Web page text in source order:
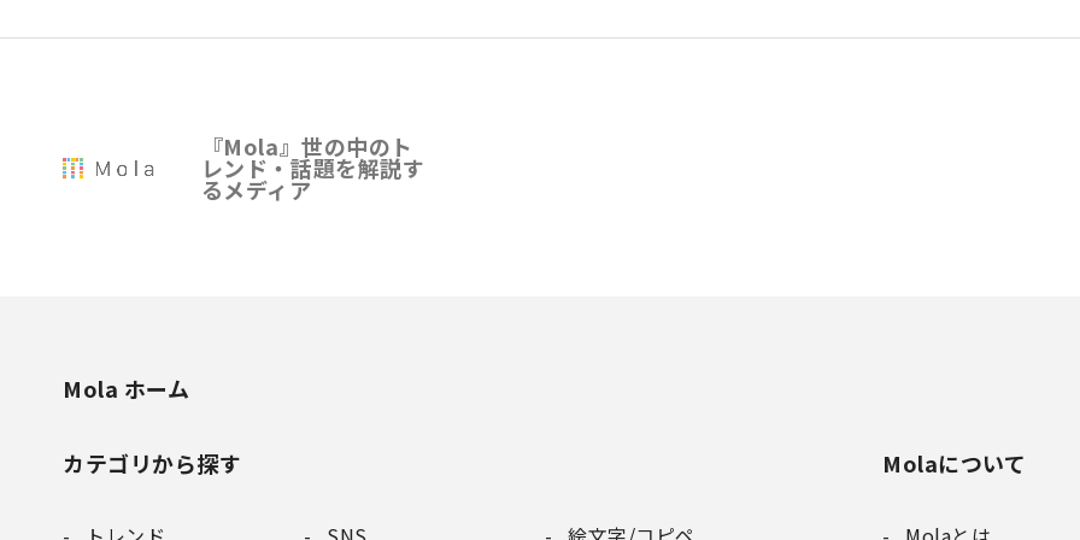
『Mola』世の中のト
レンド・話題を解説す
るメディア
Mola ホーム
カテゴリから探す Molaについて